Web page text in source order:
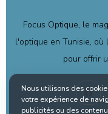
Focus Optique, le
l'optique en Tunisie,
pour offrir
Nous utilisons des
votre expérience de
publicités ou des